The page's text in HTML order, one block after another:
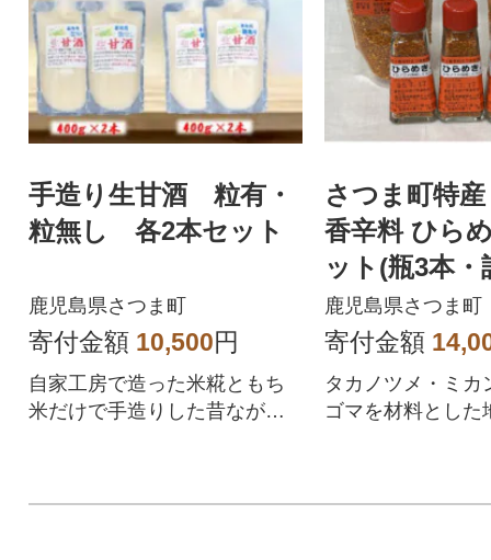
手造り生甘酒 粒有・
粒無し 各2本セット
鹿児島県さつま町
寄付金額 10,500円
自家工房で造った米糀ともち
米だけで手造りした昔ながら
さつま町特
香辛料 ひら
ット(瓶3本・
2袋)
鹿児島県さつま町
寄付金額
タカノツメ・ミカ
ゴマを材料とした